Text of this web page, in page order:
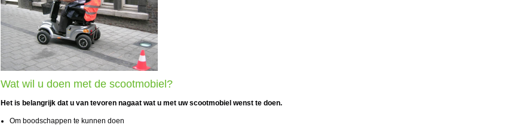
Wat wil u doen met de scootmobiel?
Het is belangrijk dat u van tevoren nagaat wat u met uw scootmobiel wenst te doen.
Om boodschappen te kunnen doen